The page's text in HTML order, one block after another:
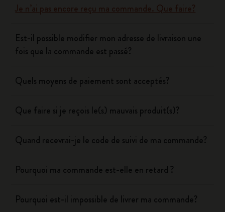
Je n’ai pas encore reçu ma commande. Que faire?
Est-il possible modifier mon adresse de livraison une
fois que la commande est passé?
Quels moyens de paiement sont acceptés?
Que faire si je reçois le(s) mauvais produit(s)?
Quand recevrai-je le code de suivi de ma commande?
Pourquoi ma commande est-elle en retard ?
Pourquoi est-il impossible de livrer ma commande?